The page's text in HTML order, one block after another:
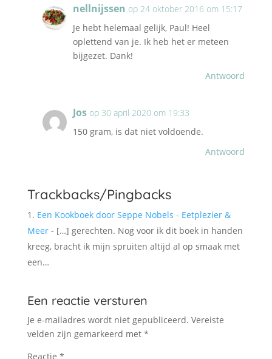
nellnijssen op 24 oktober 2016 om 15:17
Je hebt helemaal gelijk, Paul! Heel
oplettend van je. Ik heb het er meteen
bijgezet. Dank!
Antwoord
Jos op 30 april 2020 om 19:33
150 gram, is dat niet voldoende.
Antwoord
Trackbacks/Pingbacks
Een Kookboek door Seppe Nobels - Eetplezier &
Meer- […] gerechten. Nog voor ik dit boek in handen
kreeg, bracht ik mijn spruiten altijd al op smaak met
een…
Een reactie versturen
Je e-mailadres wordt niet gepubliceerd. Vereiste
velden zijn gemarkeerd met *
Reactie *